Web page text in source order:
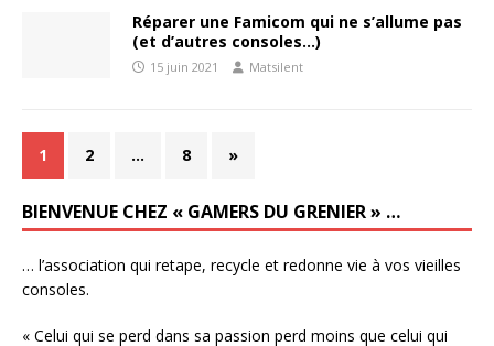
Réparer une Famicom qui ne s’allume pas
(et d’autres consoles…)
15 juin 2021 Matsilent
1 2 … 8 »
BIENVENUE CHEZ « GAMERS DU GRENIER » …
… l’association qui retape, recycle et redonne vie à vos vieilles
consoles.
« Celui qui se perd dans sa passion perd moins que celui qui